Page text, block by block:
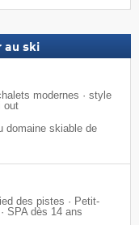
au ski
modernes · style
out
domaine skiable de
des pistes · Petit-
SPA dès 14 ans